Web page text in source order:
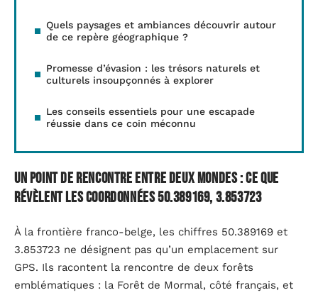
Quels paysages et ambiances découvrir autour
de ce repère géographique ?
Promesse d’évasion : les trésors naturels et
culturels insoupçonnés à explorer
Les conseils essentiels pour une escapade
réussie dans ce coin méconnu
Un point de rencontre entre deux mondes : ce que
révèlent les coordonnées 50.389169, 3.853723
À la frontière franco-belge, les chiffres 50.389169 et
3.853723 ne désignent pas qu’un emplacement sur
GPS. Ils racontent la rencontre de deux forêts
emblématiques : la Forêt de Mormal, côté français, et